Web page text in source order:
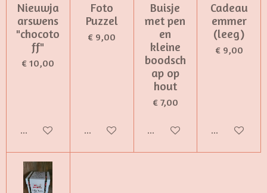
Nieuwja
arswens
"chocoto
ff"
€ 10,00
Bekijk details
Foto
Puzzel
€ 9,00
Bekijk details
Buisje
met pen
en
kleine
boodsch
ap op
hout
€ 7,00
Bekijk details
Cadeau
emmer
(leeg)
€ 9,00
Bekijk